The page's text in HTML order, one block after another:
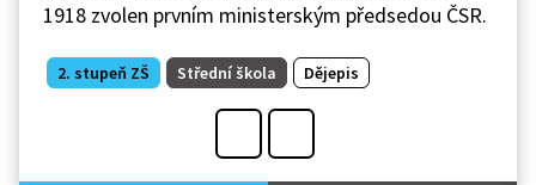
1918 zvolen prvním ministerským předsedou ČSR.
2. stupeň ZŠ Střední škola Dějepis